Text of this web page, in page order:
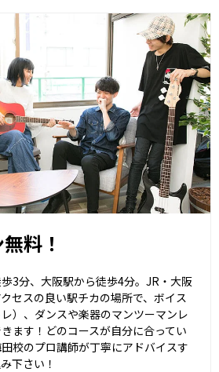
料！
3分、大阪駅から徒歩4分。JR・大阪
セスの良い駅チカの場所で、ボイス
）、ダンスや楽器のマンツーマンレ
ます！どのコースが自分に合ってい
校のプロ講師が丁寧にアドバイスす
下さい！